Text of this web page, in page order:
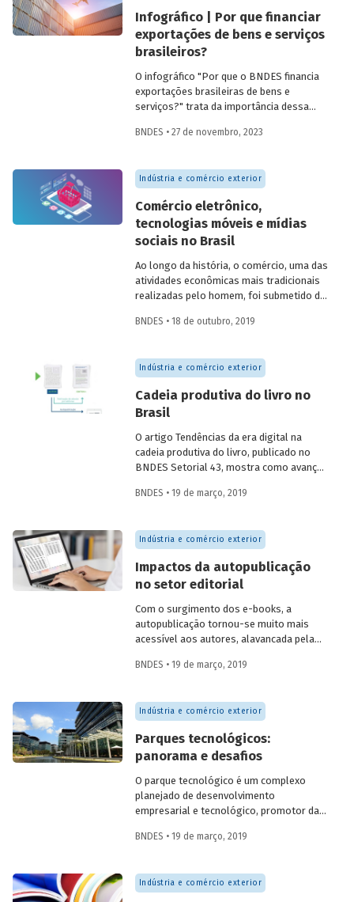
possíveis caminhos para mitigar os riscos
e aproveitar as oportunidades.
Infográfico | Por que financiar
exportações de bens e serviços
brasileiros?
O infográfico "Por que o BNDES financia
exportações brasileiras de bens e
serviços?" trata da importância dessa
com sistemas públicos de apoio à
sobre a atuação do Banco.
BNDES • 27 de novembro, 2023
Indústria e comércio exterior
Comércio eletrônico,
tecnologias móveis e mídias
sociais no Brasil
Ao longo da história, o comércio, uma das
atividades econômicas mais tradicionais
realizadas pelo homem, foi submetido de
transformações. Milênios separam o
crédito, as pequenas tendas dos
hipermercados e os produtos artesanais
últimas décadas, a atividade vem sendo
submetida a uma verdadeira revolução,
determinada, sobretudo, pelo e-
commerce
, inovação que começou a ser
implementada no varejo durante os anos
1990, mas que ainda se encontra em plena
expansão.
BNDES • 18 de outubro, 2019
Indústria e comércio exterior
Cadeia produtiva do livro no
Brasil
O artigo Tendências da era digital na
cadeia produtiva do livro, publicado no
BNDES Setorial 43, mostra como avanços
mudanças na indústria do livro. Criamos
principais atores envolvidos na produção
do livro no Brasil, no intuito de auxiliar na
BNDES • 19 de março, 2019
Indústria e comércio exterior
Impactos da autopublicação
no setor editorial
Com o surgimento dos e-books, a
autopublicação tornou-se muito mais
acessível aos autores, alavancada pela
essa finalidade, como o Kindle Direct
(também da Amazon, destinado a
literatura, música e audiovisual) e o
Smashwords. Alguns especialistas no
setor editorial entrevistados para a
realização do artigo Tendências da era
digital na cadeia produtiva do livro,
publicado no BNDES Setorial 43, veem a
autopublicação como positiva do ponto
de vista da bibliodiversidade, já que
aumenta a quantidade de novos títulos à
BNDES • 19 de março, 2019
Indústria e comércio exterior
Parques tecnológicos:
panorama e desafios
O parque tecnológico é um complexo
planejado de desenvolvimento
empresarial e tecnológico, promotor da
industrial, da capacitação empresarial e
de pesquisa científica, de
desenvolvimento tecnológico e de
BNDES • 19 de março, 2019
Indústria e comércio exterior